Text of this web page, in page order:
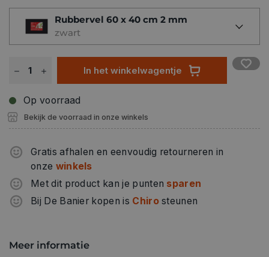
Rubbervel 60 x 40 cm 2 mm
zwart
In het winkelwagentje
Op voorraad
Bekijk de voorraad in onze winkels
Gratis afhalen en eenvoudig retourneren in
onze winkels
Met dit product kan je punten sparen
Bij De Banier kopen is Chirosteunen
Meer informatie